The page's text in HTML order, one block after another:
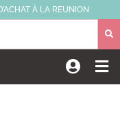
À LA REUNION